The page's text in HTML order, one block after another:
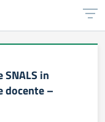
in
docente –